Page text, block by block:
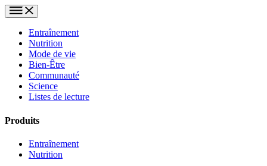
Entraînement
Nutrition
Mode de vie
Bien-Être
Communauté
Science
Listes de lecture
Produits
Entraînement
Nutrition